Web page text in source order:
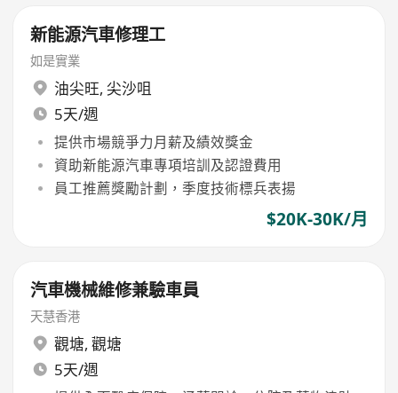
新能源汽車修理工
如是實業
油尖旺, 尖沙咀
5天/週
提供市場競爭力月薪及績效獎金
資助新能源汽車專項培訓及認證費用
員工推薦獎勵計劃，季度技術標兵表揚
$20K-30K/月
汽車機械維修兼驗車員
天慧香港
觀塘, 觀塘
5天/週